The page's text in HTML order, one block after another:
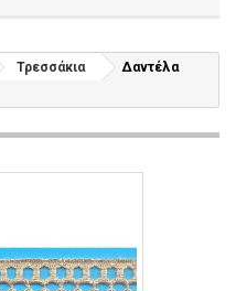
Τρεσσάκια
Δαντέλα